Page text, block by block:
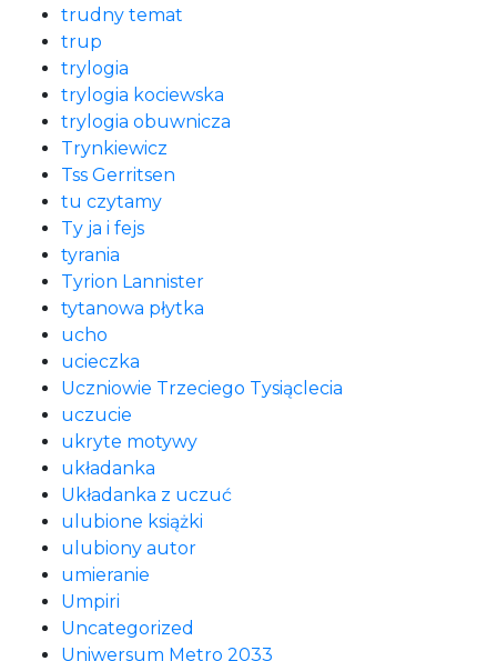
trudny temat
trup
trylogia
trylogia kociewska
trylogia obuwnicza
Trynkiewicz
Tss Gerritsen
tu czytamy
Ty ja i fejs
tyrania
Tyrion Lannister
tytanowa płytka
ucho
ucieczka
Uczniowie Trzeciego Tysiąclecia
uczucie
ukryte motywy
układanka
Układanka z uczuć
ulubione książki
ulubiony autor
umieranie
Umpiri
Uncategorized
Uniwersum Metro 2033